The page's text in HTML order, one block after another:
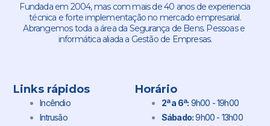
Fundada em 2004, mas com mais de 40 anos de experiencia
técnica e forte implementação no mercado empresarial.
Abrangemos toda a área da Segurança de Bens. Pessoas e
informática aliada a Gestão de Empresas.
Links rápidos
Incêndio
Intrusão
Horário
2ª a 6ª: 9h00 - 19h00
Sábado:9h00 - 13h00